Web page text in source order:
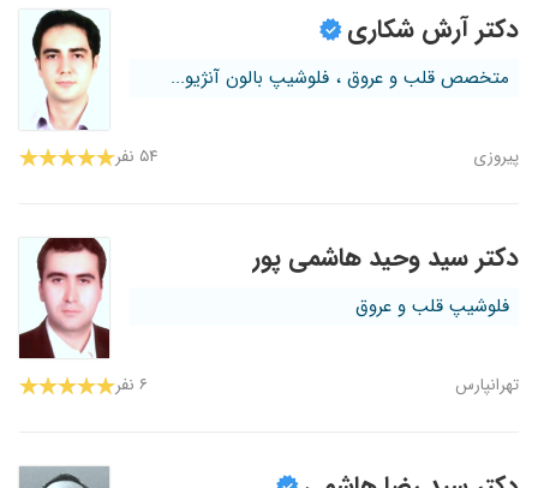
دکتر آرش شکاری
متخصص قلب و عروق ، فلوشیپ بالون آنژیو...
پیروزی ۵۴ نفر
دکتر سید وحید هاشمی پور
فلوشیپ قلب و عروق
تهرانپارس ۶ نفر